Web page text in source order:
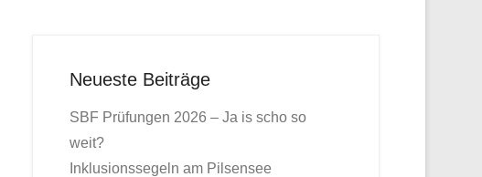
Neueste Beiträge
SBF Prüfungen 2026 – Ja is scho so
weit?
Inklusionssegeln am Pilsensee